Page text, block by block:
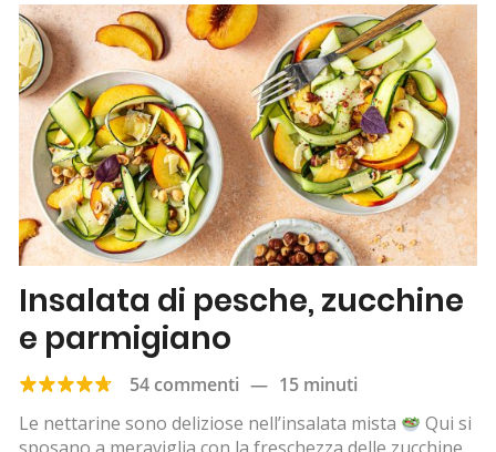
Insalata di pesche, zucchine
e parmigiano
54 commenti — 15 minuti
Le nettarine sono deliziose nell’insalata mista
Qui si